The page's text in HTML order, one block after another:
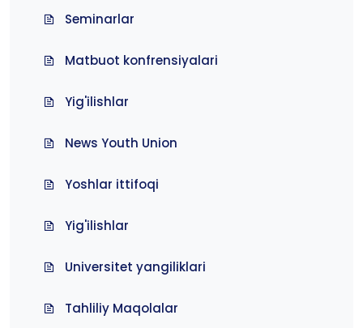
Seminarlar
Matbuot konfrensiyalari
Yig'ilishlar
News Youth Union
Yoshlar ittifoqi
Yig'ilishlar
Universitet yangiliklari
Tahliliy Maqolalar